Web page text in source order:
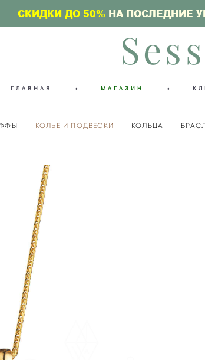
СКИДКИ ДО 50% НА ПОСЛЕДНИЕ
ГЛАВНАЯ • МАГАЗИН •
КОЛЬЕ И ПОДВЕСКИ КОЛЬЦА